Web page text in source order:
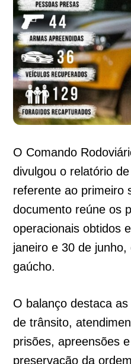
O Comando
divulgou o relatório
referente ao primeiro
documento reúne os
operacionais obtidos
janeiro e 30 de
gaúcho.
O balanço destaca
de trânsito,
prisões, apreensões
preservação da